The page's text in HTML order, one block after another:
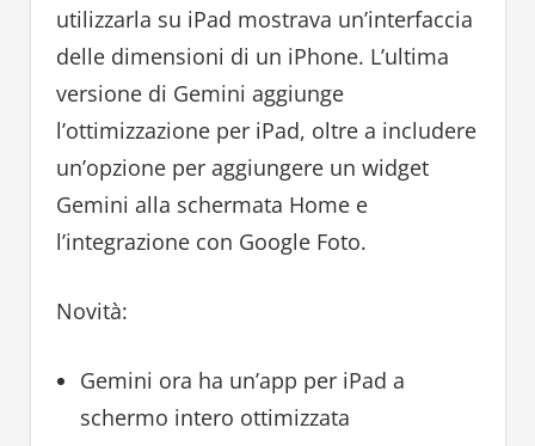
utilizzarla su iPad mostrava un’interfaccia
delle dimensioni di un iPhone. L’ultima
versione di Gemini aggiunge
l’ottimizzazione per iPad, oltre a includere
un’opzione per aggiungere un widget
Gemini alla schermata Home e
l’integrazione con Google Foto.
Novità:
Gemini ora ha un’app per iPad a
schermo intero ottimizzata